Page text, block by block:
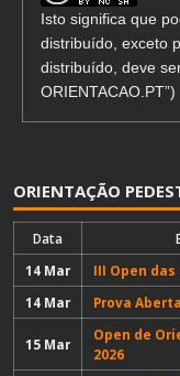
Isto significa que
distribuído, exceto
distribuído, deve
ORIENTACAO.PT”)
ORIENTAÇÃO
Data
14 Mar
III Open das
14 Mar
Prova
15 Mar
Open de
2026